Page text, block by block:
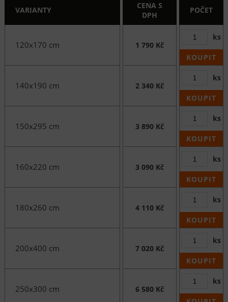
VARIANTY
CENA S
DPH
POČET
120x170 cm 1 790 Kč
ks
KOUPIT
140x190 cm 2 340 Kč
ks
KOUPIT
150x295 cm 3 890 Kč
ks
KOUPIT
160x220 cm 3 090 Kč
ks
KOUPIT
180x260 cm 4 110 Kč
ks
KOUPIT
200x400 cm 7 020 Kč
ks
KOUPIT
250x300 cm 6 580 Kč
ks